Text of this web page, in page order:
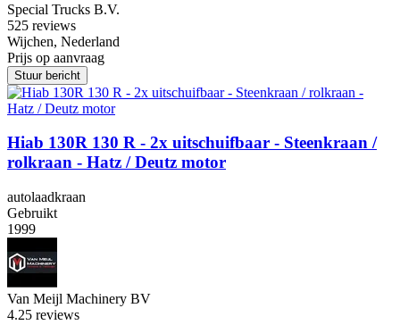
Special Trucks B.V.
525 reviews
Wijchen, Nederland
Prijs op aanvraag
Stuur bericht
Hiab 130R 130 R - 2x uitschuifbaar - Steenkraan /
rolkraan - Hatz / Deutz motor
autolaadkraan
Gebruikt
1999
Van Meijl Machinery BV
4.25 reviews